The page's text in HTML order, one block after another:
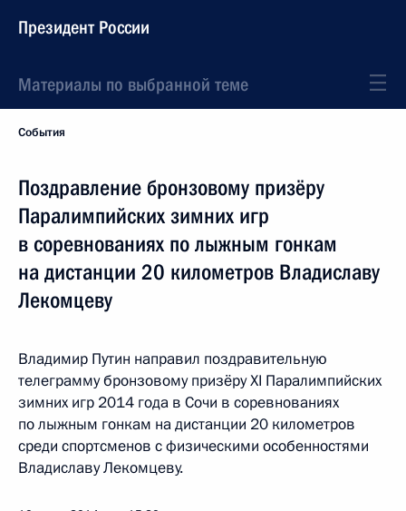
Президент России
Материалы по выбранной теме
События
Поздравление бронзовому призёру
Паралимпийских зимних игр
в соревнованиях по лыжным гонкам
на дистанции 20 километров Владиславу
Лекомцеву
Владимир Путин направил поздравительную
телеграмму бронзовому призёру XI Паралимпийских
зимних игр 2014 года в Сочи в соревнованиях
по лыжным гонкам на дистанции 20 километров
среди спортсменов с физическими особенностями
Владиславу Лекомцеву.